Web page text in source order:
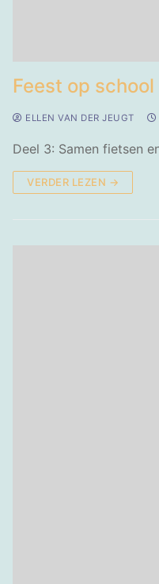
Feest op school
ELLEN VAN DER JEUGT
Deel 3: Samen fietsen
VERDER LEZEN →